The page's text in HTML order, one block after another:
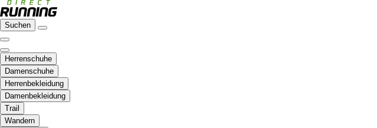
Suchen
Herrenschuhe
Damenschuhe
Herrenbekleidung
Damenbekleidung
Trail
Wandern